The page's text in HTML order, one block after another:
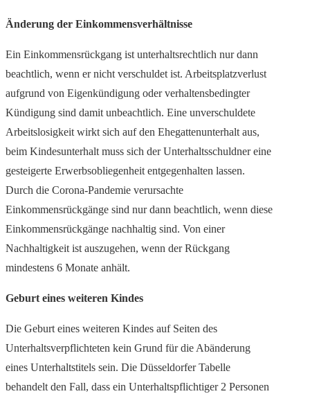
Änderung der Einkommensverhältnisse
Ein Einkommensrückgang ist unterhaltsrechtlich nur dann
beachtlich, wenn er nicht verschuldet ist. Arbeitsplatzverlust
aufgrund von Eigenkündigung oder verhaltensbedingter
Kündigung sind damit unbeachtlich. Eine unverschuldete
Arbeitslosigkeit wirkt sich auf den Ehegattenunterhalt aus,
beim Kindesunterhalt muss sich der Unterhaltsschuldner eine
gesteigerte Erwerbsobliegenheit entgegenhalten lassen.
Durch die Corona-Pandemie verursachte
Einkommensrückgänge sind nur dann beachtlich, wenn diese
Einkommensrückgänge nachhaltig sind. Von einer
Nachhaltigkeit ist auszugehen, wenn der Rückgang
mindestens 6 Monate anhält.
Geburt eines weiteren Kindes
Die Geburt eines weiteren Kindes auf Seiten des
Unterhaltsverpflichteten kein Grund für die Abänderung
eines Unterhaltstitels sein. Die Düsseldorfer Tabelle
behandelt den Fall, dass ein Unterhaltspflichtiger 2 Personen